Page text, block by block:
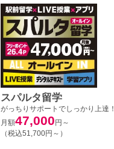
スパルタ留学
がっちりサポートでしっかり上達！
月額47,000 円～
（税込51,700円～）